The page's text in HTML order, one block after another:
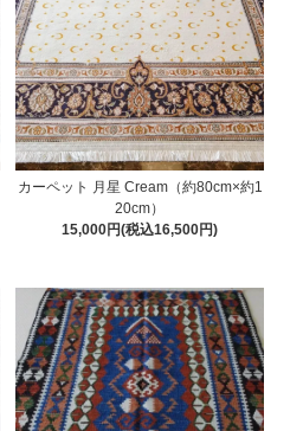
カーペット 月星 Cream（約80cm×約1
20cm）
15,000円(税込16,500円)